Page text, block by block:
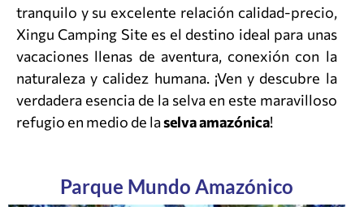
tranquilo y su excelente relación calidad-precio,
Xingu Camping Site es el destino ideal para unas
vacaciones llenas de aventura, conexión con la
naturaleza y calidez humana. ¡Ven y descubre la
verdadera esencia de la selva en este maravilloso
refugio en medio de laselva amazónica!
Parque Mundo Amazónico